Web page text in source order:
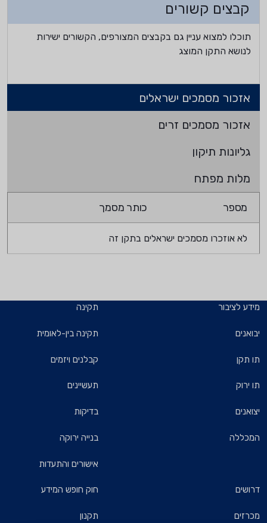
קבצים קשורים
תוכלו למצוא עניין גם בקבצים המצורפים, הקשורים ישירות
לנושא התקן המוצג
אזכור מסמכים ישראלים
אזכור מסמכים זרים
גליונות תיקון
מלות מפתח
מספר כותר מסמך
לא אוזכרו מסמכים ישראלים בתקן זה
מידע לציבור
יבואנים
תו תקן
תו ירוק
יצואנים
המכללה
תקינה
תקינה בין-לאומית
קבלנים ויזמים
תעשיינים
בדיקות
בנייה ירוקה
אישורים והתעדות
דרושים
מכרזים
חוק חופש המידע
תקנון